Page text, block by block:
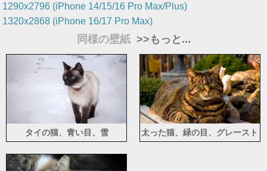
1290x2796 (iPhone 14/15/16 Pro Max/Plus)
1320x2868 (iPhone 16/17 Pro Max)
同様の壁紙 >>もっと...
タイの猫、青い目、雪
太った猫、緑の目、グレースト